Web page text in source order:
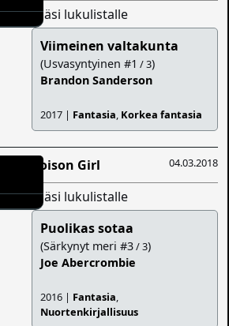
lisäsi lukulistalle
Viimeinen valtakunta
(Usvasyntyinen #1 / 3)
Brandon Sanderson
2017 | Fantasia, Korkea fantasia
04.03.2018
Poison Girl
lisäsi lukulistalle
Puolikas sotaa
(Särkynyt meri #3/ 3)
Joe Abercrombie
2016 | Fantasia,
Nuortenkirjallisuus